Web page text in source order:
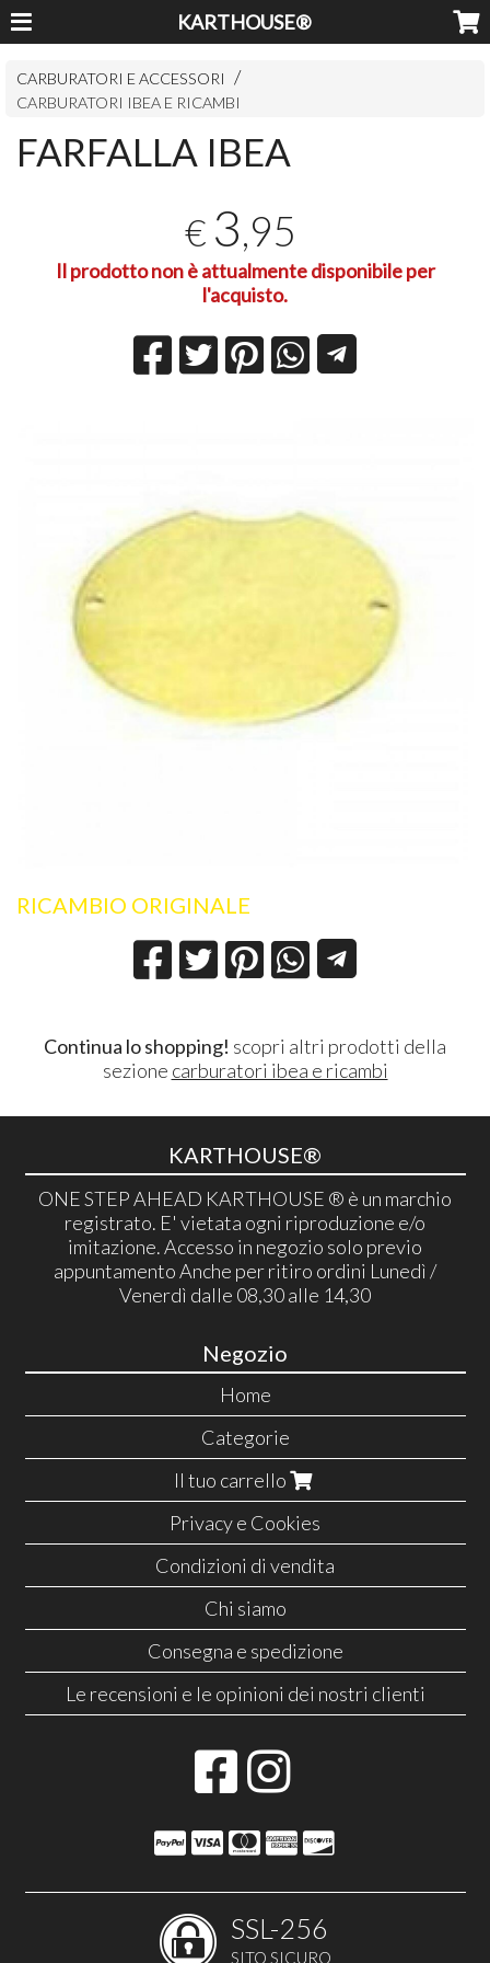
KARTHOUSE®
CARBURATORI E ACCESSORI
CARBURATORI IBEA E RICAMBI
FARFALLA IBEA
€ 3,95
Il prodotto non è attualmente disponibile per
l'acquisto.
RICAMBIO ORIGINALE
Continua lo shopping! scopri altri prodotti della
sezione carburatori ibea e ricambi
KARTHOUSE®
ONE STEP AHEAD KARTHOUSE ® è un marchio
registrato. E' vietata ogni riproduzione e/o
imitazione. Accesso in negozio solo previo
appuntamento Anche per ritiro ordini Lunedì /
Venerdì dalle 08,30 alle 14,30
Negozio
Home
Categorie
Il tuo carrello
Privacy e Cookies
Condizioni di vendita
Chi siamo
Consegna e spedizione
Le recensioni e le opinioni dei nostri clienti
SSL-256
SITO SICURO